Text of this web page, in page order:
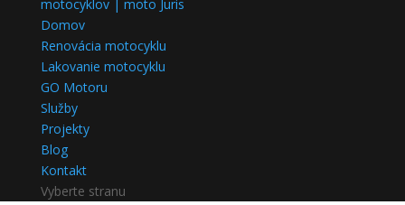
Domov
Renovácia motocyklu
Lakovanie motocyklu
GO Motoru
Služby
Projekty
Blog
Kontakt
Vyberte stranu